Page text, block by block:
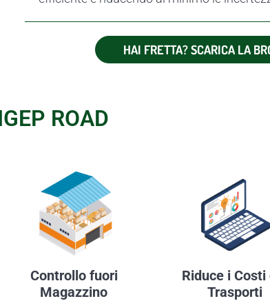
HAI FRETTA? SCARICA LA
ROAD
Controllo fuori
Magazzino
Riduce i Costi
Trasporti